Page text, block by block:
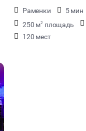
Раменки
5 мин
250 м2 площадь
120 мест